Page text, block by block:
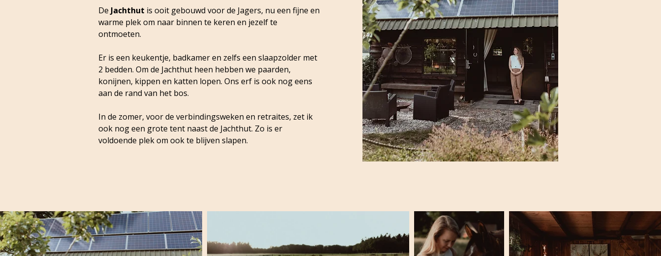
De Jachthut is ooit gebouwd voor de Jagers, nu een fijne en
warme plek om naar binnen te keren en jezelf te
ontmoeten.
Er is een keukentje, badkamer en zelfs een slaapzolder met
2 bedden. Om de Jachthut heen hebben we paarden,
konijnen, kippen en katten lopen. Ons erf is ook nog eens
aan de rand van het bos.
In de zomer, voor de verbindingsweken en retraites, zet ik
ook nog een grote tent naast de Jachthut. Zo is er
voldoende plek om ook te blijven slapen.